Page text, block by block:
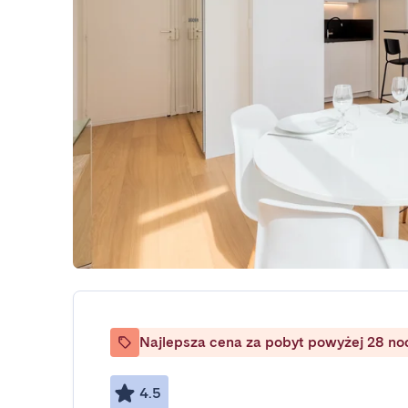
Najlepsza cena za pobyt powyżej 28
4.5